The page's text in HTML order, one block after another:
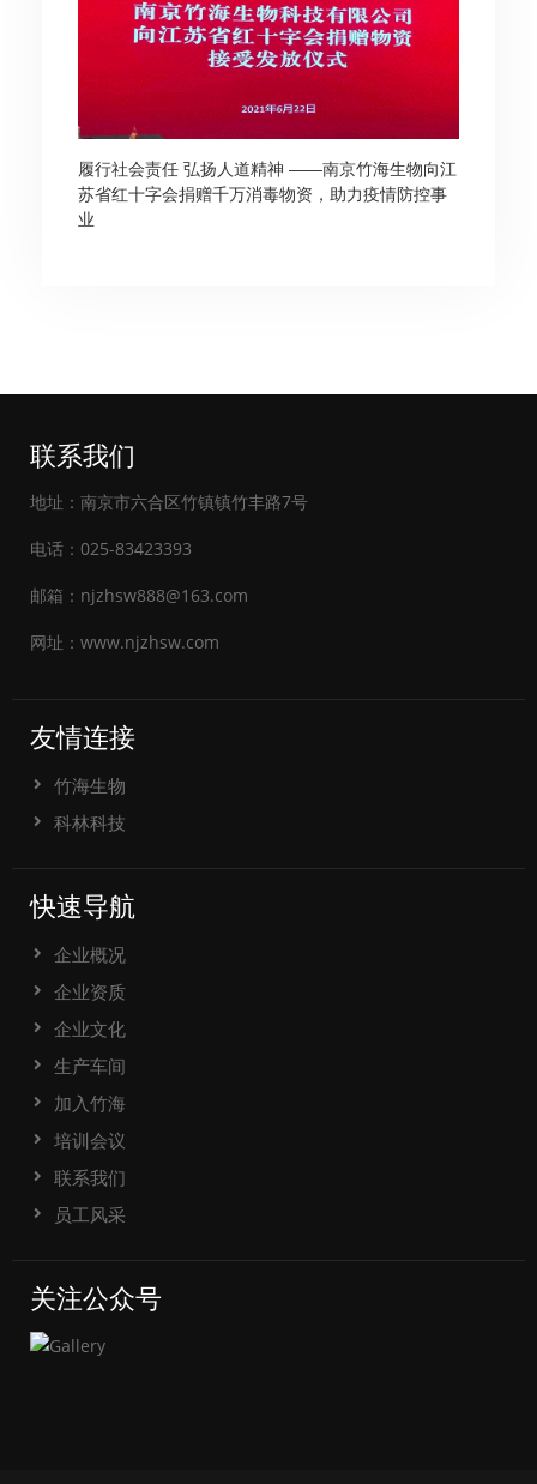
履行社会责任 弘扬人道精神 ——南京竹海生物向江
苏省红十字会捐赠千万消毒物资，助力疫情防控事
业
联系我们
地址：南京市六合区竹镇镇竹丰路7号
电话：025-83423393
邮箱：njzhsw888@163.com
网址：www.njzhsw.com
友情连接
竹海生物
科林科技
快速导航
企业概况
企业资质
企业文化
生产车间
加入竹海
培训会议
联系我们
员工风采
关注公众号